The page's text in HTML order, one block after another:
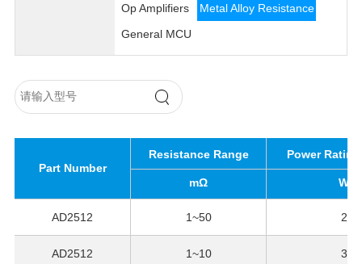
Op Amplifiers
Metal Alloy Resistance
General MCU
Part Number
Resistance Range
mΩ
Power
W
AD2512 1~50 2
AD2512 1~10 3